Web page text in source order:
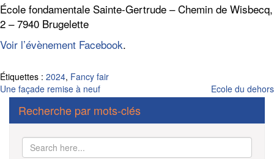
École fondamentale Sainte-Gertrude – Chemin de Wisbecq,
2 – 7940 Brugelette
Voir l’évènement Facebook.
Étiquettes : 2024, Fancy fair
Navigation
de
l’article
Une façade remise à neuf Ecole du dehors
Recherche par mots-clés